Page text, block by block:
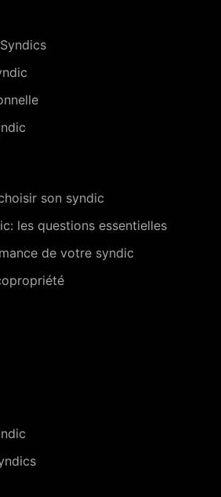
son syndic
les questions essentielles
de votre syndic